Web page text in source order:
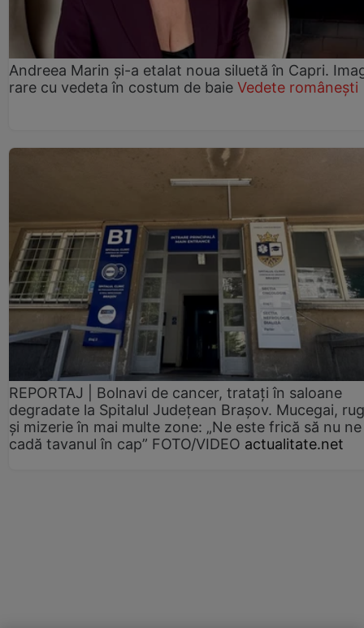
Andreea Marin și-a etalat noua siluetă în Capri.
rare cu vedeta în costum de baie Vedete românești
REPORTAJ | Bolnavi de cancer, tratați în saloane
degradate la Spitalul Județean Brașov. Mucegai,
și mizerie în mai multe zone: „Ne este frică să nu ne
cadă tavanul în cap” FOTO/VIDEO actualitate.net